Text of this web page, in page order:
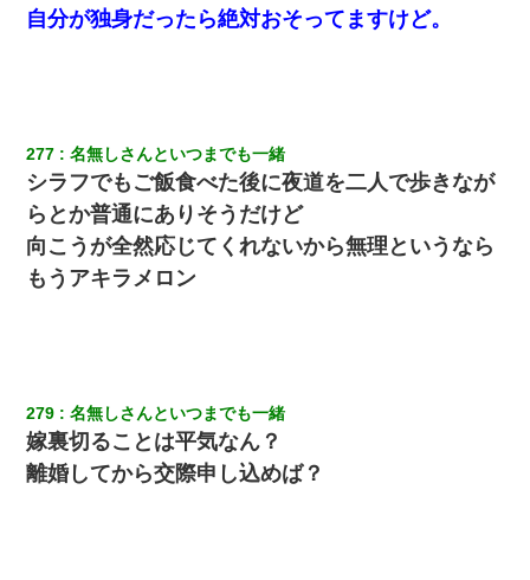
自分が独身だったら絶対おそってますけど。
277 名無しさんといつまでも一緒
シラフでもご飯食べた後に夜道を二人で歩きなが
らとか普通にありそうだけど
向こうが全然応じてくれないから無理というなら
もうアキラメロン
279 名無しさんといつまでも一緒
嫁裏切ることは平気なん？
離婚してから交際申し込めば？